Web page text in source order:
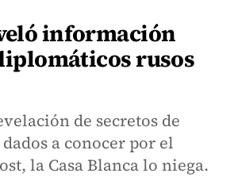
información
rusos
de secretos de
a conocer por el
la Casa Blanca lo niega.